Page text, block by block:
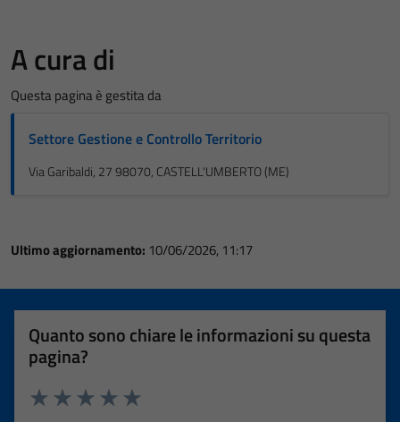
A cura di
Questa pagina è gestita da
Settore Gestione e Controllo Territorio
Via Garibaldi, 27 98070, CASTELL'UMBERTO (ME)
Ultimo aggiornamento: 10/06/2026, 11:17
Quanto sono chiare le informazioni su questa
pagina?